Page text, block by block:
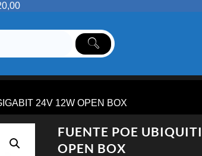
24V 12W OPEN BOX
FUENTE POE
OPEN BOX